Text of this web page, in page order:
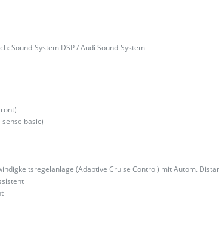
Sound-System DSP / Audi Sound-System
basic)
(Adaptive Cruise Control) mit Autom.